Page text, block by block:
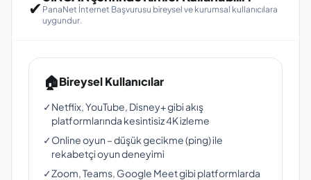
✔ PanaNet İnternet Başvurusu bireysel ve kurumsal kullanıcılara
uygundur.
🏠Bireysel Kullanıcılar
✓Netflix, YouTube, Disney+ gibi akış
platformlarında kesintisiz 4K izleme
✓Online oyun – düşük gecikme (ping) ile
rekabetçi oyun deneyimi
✓Zoom, Teams, Google Meet gibi platformlarda